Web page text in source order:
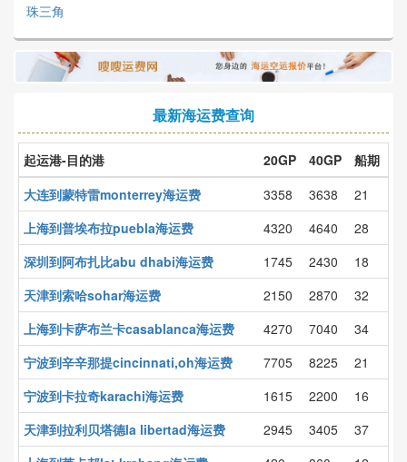
珠三角
最新海运费查询
起运港-目的港 20GP 40GP
船期
大连到蒙特雷monterrey海运费
3358 3638
21
上海到普埃布拉puebla海运费
4320 4640
28
深圳到阿布扎比abu dhabi海运费
1745 2430
18
天津到索哈sohar海运费
2150 2870
32
上海到卡萨布兰卡casablanca海运费
4270 7040
34
宁波到辛辛那提cincinnati,oh海运费
7705 8225
21
宁波到卡拉奇karachi海运费
1615 2200
16
天津到拉利贝塔德la libertad海运费
2945 3405
37